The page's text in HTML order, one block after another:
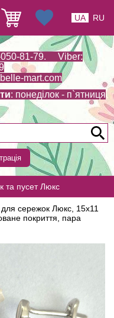
050-81-79. Viber:
mart.com
: понеділок - п`ятниця
UA RU
та пусет Люкс
для сережок Люкс, 15х11
покриття, пара